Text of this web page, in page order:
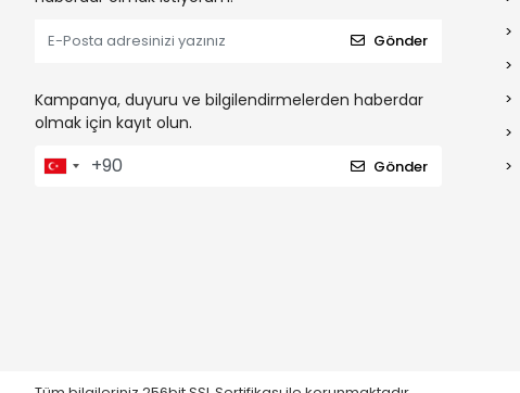
Gönder
Kampanya, duyuru ve bilgilendirmelerden haberdar
olmak için kayıt olun.
Gönder